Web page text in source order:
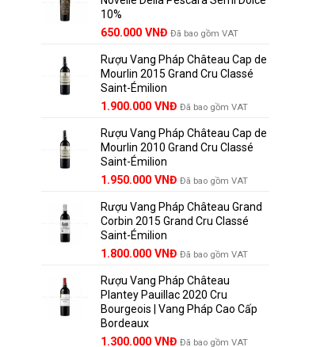
10%
650.000 VNĐ Đã bao gồm VAT
Rượu Vang Pháp Château Cap de
Mourlin 2015 Grand Cru Classé
Saint-Émilion
Giá
là:
2.800.000 VNĐ.
1.900.000 VNĐGiá
tại
là:
Đã bao gồm VAT
Rượu Vang Pháp Château Cap de
Mourlin 2010 Grand Cru Classé
Saint-Émilion
Giá
là:
2.950.000 VNĐ.
1.950.000 VNĐGiá
tại
là:
Đã bao gồm VAT
Rượu Vang Pháp Château Grand
Corbin 2015 Grand Cru Classé
Saint-Émilion
Giá
là:
2.500.000 VNĐ.
1.800.000 VNĐGiá
tại
là:
1.800.000 VNĐ.
Đã bao gồm VAT
Rượu Vang Pháp Château
Plantey Pauillac 2020 Cru
Bourgeois | Vang Pháp Cao Cấp
Bordeaux
Giá
1.300.000 VNĐGiá
Đã bao gồm VAT